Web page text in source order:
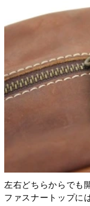
左右どちらからでも
ファスナートップに